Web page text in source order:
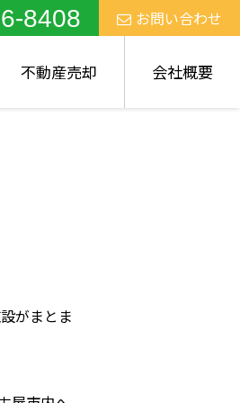
8408 お問い合わせ
不動産売却 会社概要
がまとま